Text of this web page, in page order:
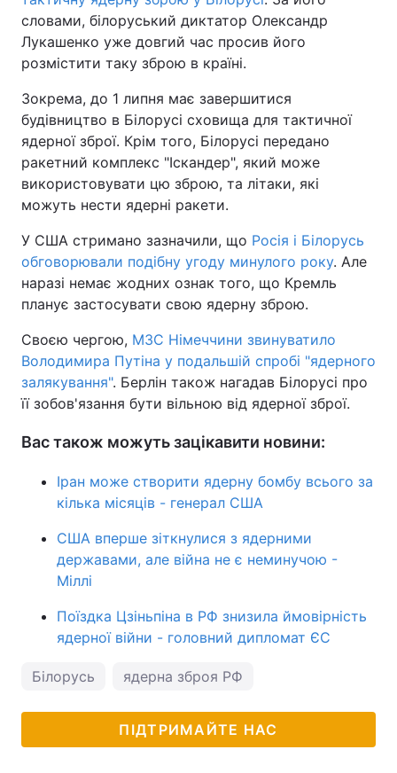
словами, білоруський диктатор Олександр
Лукашенко уже довгий час просив його
розмістити таку зброю в країні.
Зокрема, до 1 липня має завершитися
будівництво в Білорусі сховища для тактичної
ядерної зброї. Крім того, Білорусі передано
ракетний комплекс "Іскандер", який може
використовувати цю зброю, та літаки, які
можуть нести ядерні ракети.
У США стримано зазначили, що Росія і Білорусь
обговорювали подібну угоду минулого року. Але
наразі немає жодних ознак того, що Кремль
планує застосувати свою ядерну зброю.
Своєю чергою, МЗС Німеччини звинуватило
Володимира Путіна у подальшій спробі "ядерного
залякування". Берлін також нагадав Білорусі про
її зобов'язання бути вільною від ядерної зброї.
Вас також можуть зацікавити новини:
Іран може створити ядерну бомбу всього за
кілька місяців - генерал США
США вперше зіткнулися з ядерними
державами, але війна не є неминучою -
Міллі
Поїздка Цзіньпіна в РФ знизила ймовірність
ядерної війни - головний дипломат ЄС
Білорусь ядерна зброя РФ
ПІДТРИМАЙТЕ НАС